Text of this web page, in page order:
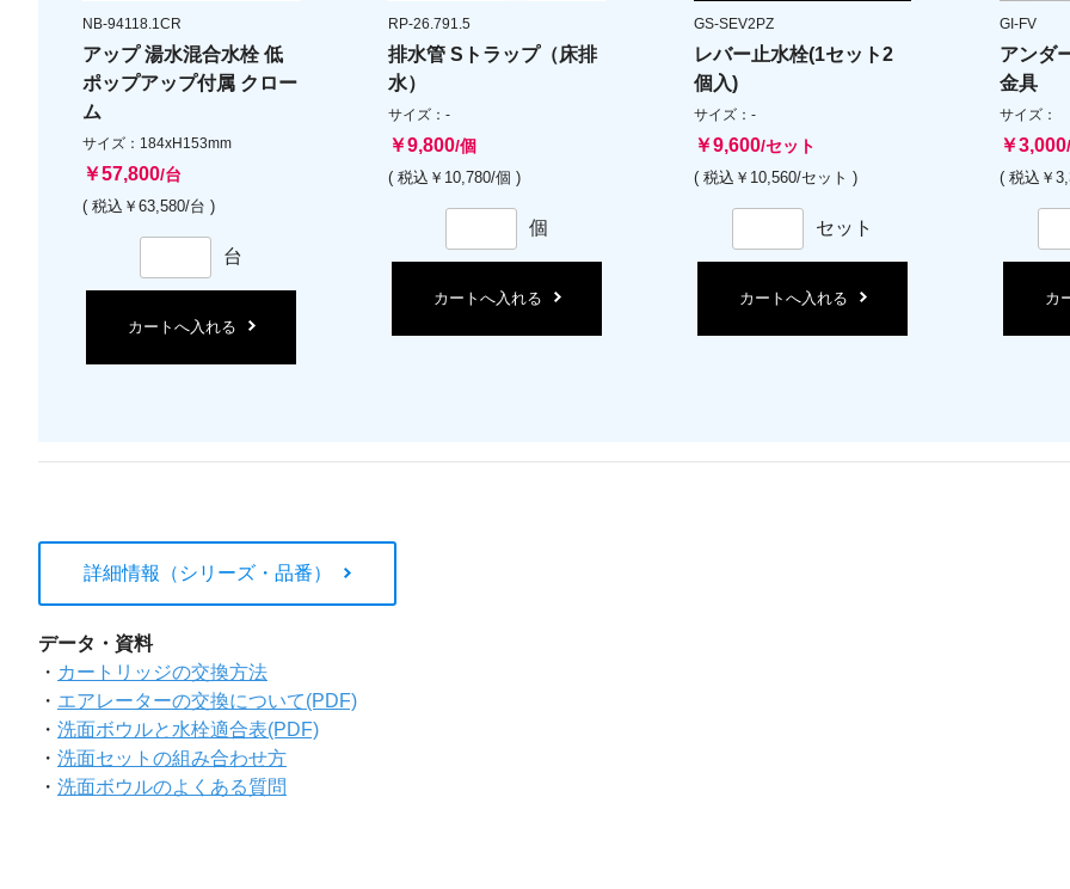
NB-94118.1CR
アップ 湯水混合水栓 低
ポップアップ付属 クロー
ム
サイズ：184xH153mm
￥57,800/台
( 税込￥63,580/台 )
台
カートへ入れる
RP-26.791.5
排水管 Sトラップ（床排
水）
サイズ：-
￥9,800/個
( 税込￥10,780/個 )
個
カートへ入れる
GS-SEV2PZ
レバー止水栓(1セット2
個入)
サイズ：-
￥9,600/セット
( 税込￥10,560/セット )
セット
カートへ入れる
GI-FV
アンダ
金具
サイズ：
￥3,000
( 税込￥
カ
詳細情報（シリーズ・品番）
データ・資料
・ カートリッジの交換方法
・ エアレーターの交換について(PDF)
・ 洗面ボウルと水栓適合表(PDF)
・ 洗面セットの組み合わせ方
・ 洗面ボウルのよくある質問